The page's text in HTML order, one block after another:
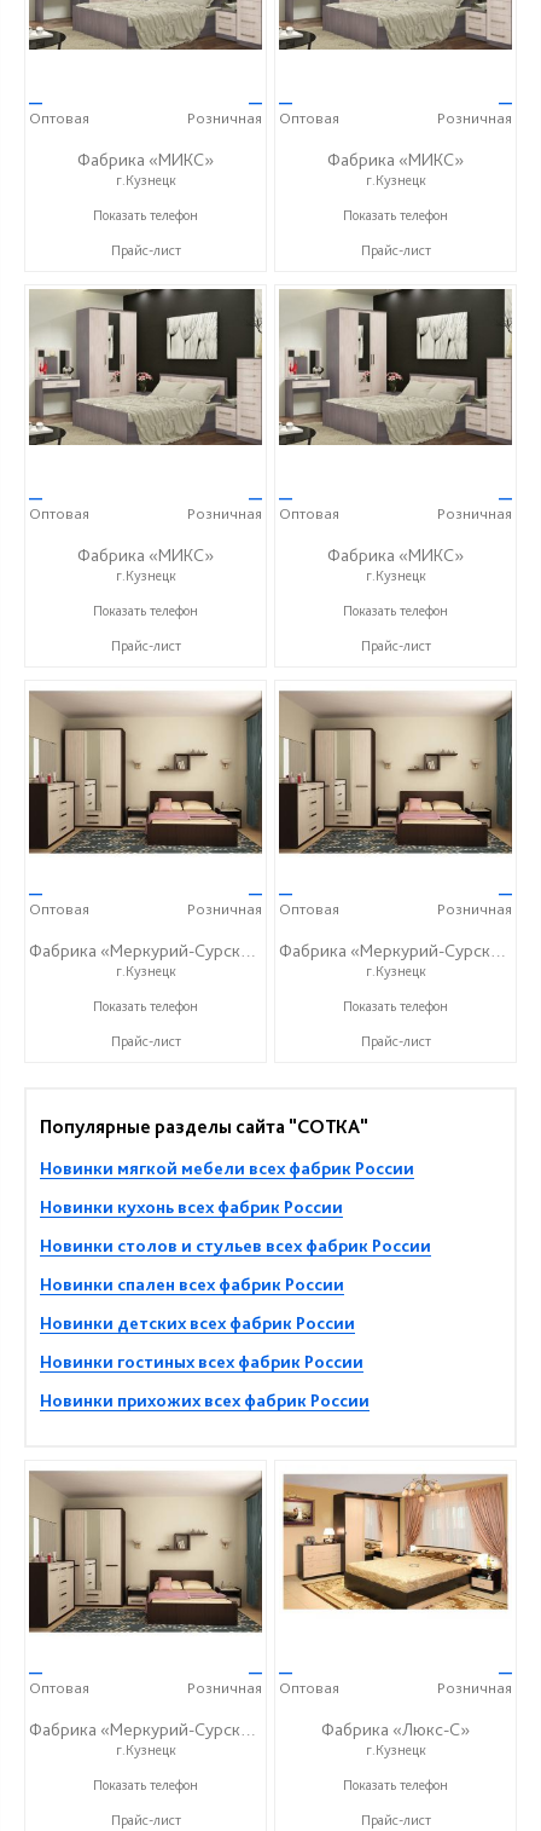
—
Оптовая
—
Розничная
Фабрика «МИКС»
г.Кузнецк
+7 (937) 423-36-37
Показать телефон
Прайс-лист
—
Оптовая
—
Розничная
Фабрика «МИКС»
г.Кузнецк
+7 (937) 423-36-37
Показать телефон
Прайс-лист
—
Оптовая
—
Розничная
Фабрика «МИКС»
г.Кузнецк
+7 (937) 423-36-37
Показать телефон
Прайс-лист
—
Оптовая
—
Розничная
Фабрика «МИКС»
г.Кузнецк
+7 (937) 423-36-37
Показать телефон
Прайс-лист
—
Оптовая
—
Розничная
г.Кузнецк
+7 (8415) 73-05-06
Показать телефон
Прайс-лист
—
Оптовая
—
Розничная
г.Кузнецк
+7 (8415) 73-05-06
Показать телефон
Прайс-лист
Популярные разделы сайта "СОТКА"
Новинки мягкой мебели всех фабрик России
Новинки кухонь всех фабрик России
Новинки столов и стульев всех фабрик России
Новинки спален всех фабрик России
Новинки детских всех фабрик России
Новинки гостиных всех фабрик России
Новинки прихожих всех фабрик России
—
Оптовая
—
Розничная
Фабрика «Меркурий-Сурский»
г.Кузнецк
+7 (8415) 73-05-06
Показать телефон
Прайс-лист
—
Оптовая
—
Розничная
Фабрика «Люкс-С»
г.Кузнецк
+ 7 (999) 748-11-11
Показать телефон
Прайс-лист